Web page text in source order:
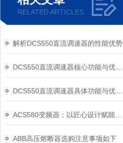
RELATED ARTICLES
解析DCS550直流调速器的性能优势
ABB高压熔断器选购注意事项如下